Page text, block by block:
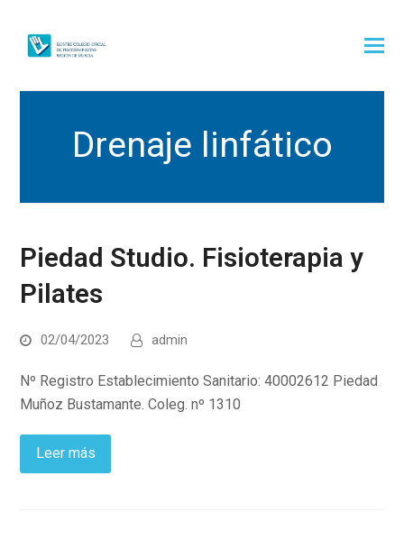
Drenaje linfático
Piedad Studio. Fisioterapia y
Pilates
02/04/2023 admin
Nº Registro Establecimiento Sanitario: 40002612 Piedad
Muñoz Bustamante. Coleg. nº 1310
Leer más